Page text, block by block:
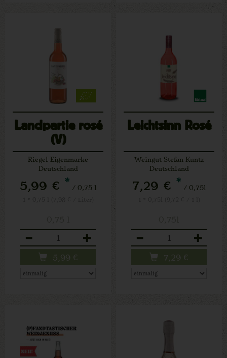
Landpartie rosé
(V)
Riegel Eigenmarke
Deutschland
5,99 € * / 0,75 l
5,99 €
Leichtsinn Rosé
Weingut Stefan Kuntz
Deutschland
7,29 € * / 0,75l
7,29 €